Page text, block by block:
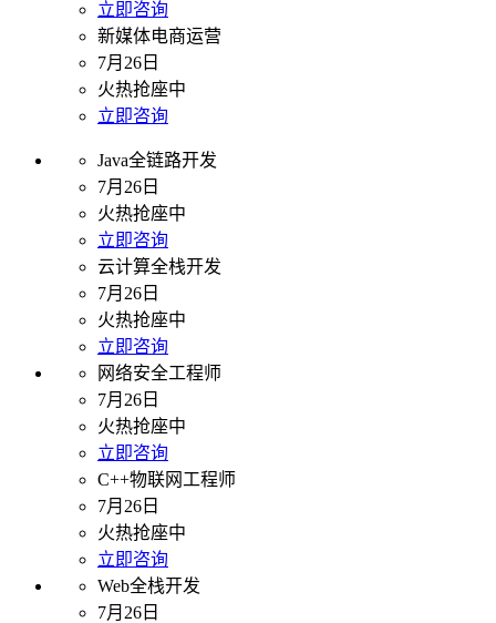
立即咨询
新媒体电商运营
7月26日
火热抢座中
立即咨询
Java全链路开发
7月26日
火热抢座中
立即咨询
云计算全栈开发
7月26日
火热抢座中
立即咨询
网络安全工程师
7月26日
火热抢座中
立即咨询
C++物联网工程师
7月26日
火热抢座中
立即咨询
Web全栈开发
7月26日